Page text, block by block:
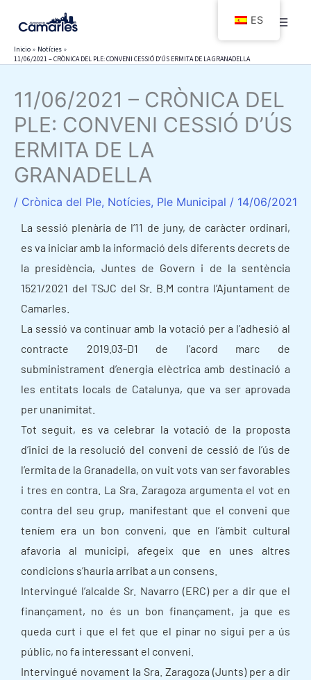
contenido
Inicio
Notícies
11/06/2021 – CRÒNICA DEL PLE: CONVENI CESSIÓ D’ÚS ERMITA DE LA GRANADELLA
11/06/2021 – CRÒNICA DEL
PLE: CONVENI CESSIÓ D’ÚS
ERMITA DE LA
GRANADELLA
/ Crònica del Ple, Notícies, Ple Municipal / 14/06/2021
La sessió plenària de l’11 de juny, de caràcter ordinari,
es va iniciar amb la informació dels diferents decrets de
la presidència, Juntes de Govern i de la sentència
1521/2021 del TSJC del Sr. B.M contra l’Ajuntament de
Camarles.
La sessió va continuar amb la votació per a l’adhesió al
contracte 2019.03-D1 de l’acord marc de
subministrament d’energia elèctrica amb destinació a
les entitats locals de Catalunya, que va ser aprovada
per unanimitat.
Tot seguit, es va celebrar la votació de la proposta
d’inici de la resolució del conveni de cessió de l’ús de
l’ermita de la Granadella, on vuit vots van ser favorables
i tres en contra. La Sra. Zaragoza argumenta el vot en
contra del seu grup, manifestant que el conveni que
teníem era un bon conveni, que en l’àmbit cultural
afavoria al municipi, afegeix que en unes altres
condicions s’hauria arribat a un consens.
Intervingué l’alcalde Sr. Navarro (ERC) per a dir que el
finançament, no és un bon finançament, ja que es
queda curt i que el fet que el pinar no sigui per a ús
públic, no fa interessant el conveni.
Intervingué novament la Sra. Zaragoza (Junts) per a dir
ES